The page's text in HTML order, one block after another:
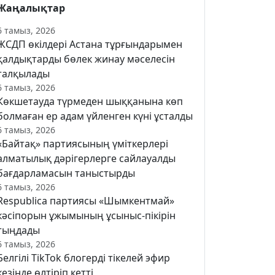
тамыз, 2026
өкілдері Астана тұрғындарымен
бөлек жинау мәселесін
тамыз, 2026
түрмеден шыққанына көп
ер адам үйленген күні ұсталды
тамыз, 2026
партиясының үміткерлері
дәрігерлерге сайлауалды
таныстырды
тамыз, 2026
партиясы «Шымкентмай»
ұжымының ұсыныс-пікірін
тамыз, 2026
TikTok блогерді тікелей эфир